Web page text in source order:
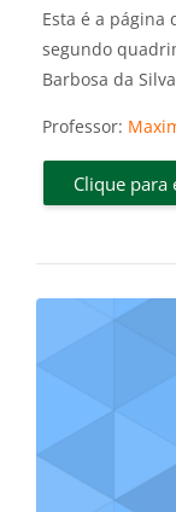
Esta é a página
segundo
Barbosa da
Professor:
Clique para